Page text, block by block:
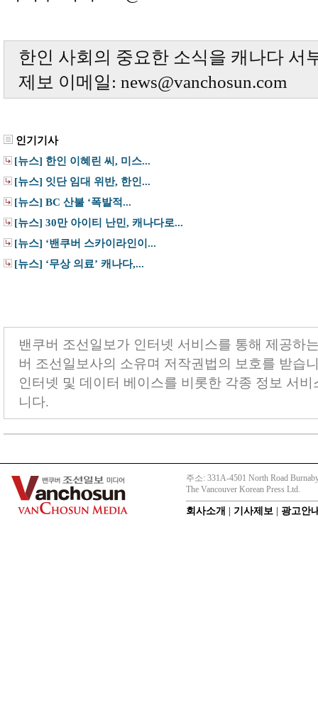
한인 사회의 중요한 소식을 캐나다 서
제보 이메일: news@vanchosun.com
인기기사
[뉴스] 한인 이혜린 씨, 미스...
[뉴스] 잇단 임대 위반, 한인...
[뉴스] BC 산불 ‘폭발적...
[뉴스] 30만 아이티 난민, 캐나다로...
[뉴스] ‘밴쿠버 스카이라인이...
[뉴스] ‘무상 의료’ 캐나다,...
밴쿠버 조선일보가 인터넷 서비스를 통해 제공하
버 조선일보사의 소유며 저작권법의 보호를 받습
인터넷 및 데이터 베이스를 비롯한 각종 정보 서
니다.
주소: 331A-4501 North Road
The Vancouver Korean Press Ltd.
회사소개 기사제보 광고안